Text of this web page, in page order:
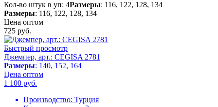
Кол-во штук в уп: 4Размеры: 116, 122, 128, 134
Размеры: 116, 122, 128, 134
Цена оптом
725 руб.
Быстрый просмотр
Джемпер, арт.: CEGISA 2781
Размеры: 140, 152, 164
Цена оптом
1 100 руб.
Производство: Турция